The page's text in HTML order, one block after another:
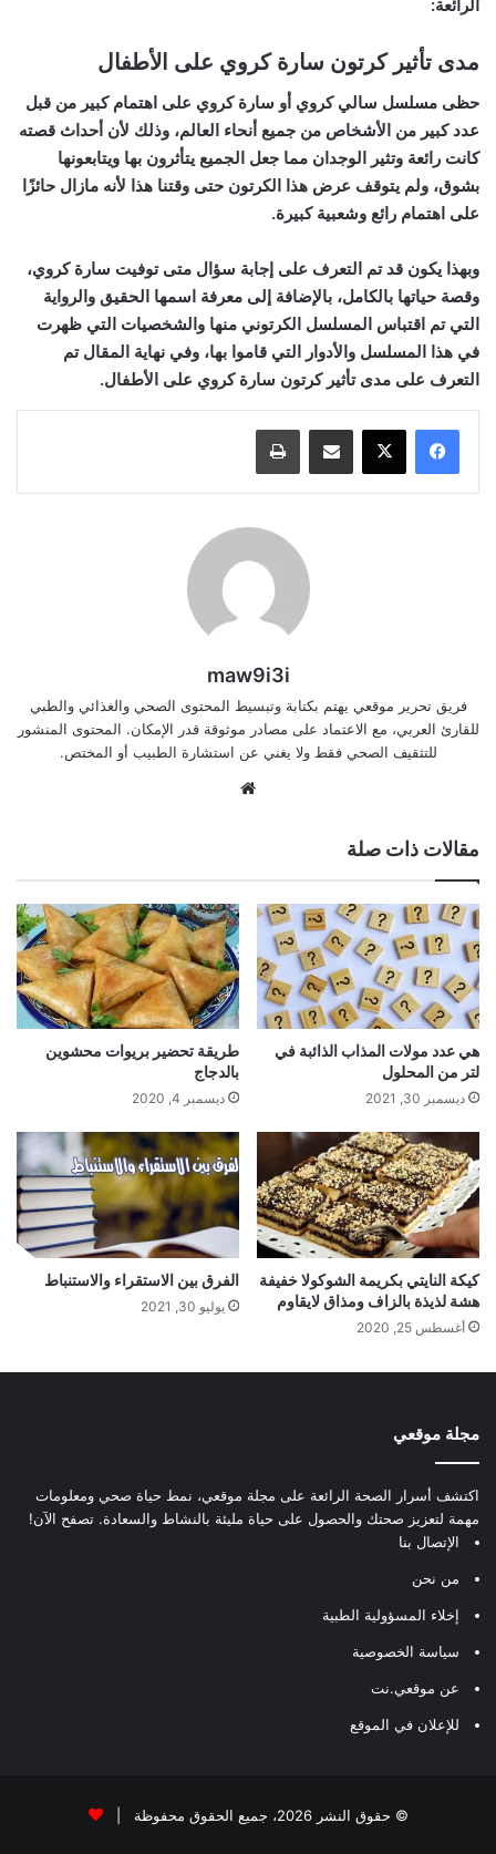
الرائعة:
مدى تأثير كرتون سارة كروي على الأطفال
حظى مسلسل سالي كروي أو سارة كروي على اهتمام كبير من قبل
عدد كبير من الأشخاص من جميع أنحاء العالم، وذلك لأن أحداث قصته
كانت رائعة وتثير الوجدان مما جعل الجميع يتأثرون بها ويتابعونها
بشوق، ولم يتوقف عرض هذا الكرتون حتى وقتنا هذا لأنه مازال حائزًا
على اهتمام رائع وشعبية كبيرة.
وبهذا يكون قد تم التعرف على إجابة سؤال متى توفيت سارة كروي،
وقصة حياتها بالكامل، بالإضافة إلى معرفة اسمها الحقيق والرواية
التي تم اقتباس المسلسل الكرتوني منها والشخصيات التي ظهرت
في هذا المسلسل والأدوار التي قاموا بها، وفي نهاية المقال تم
التعرف على مدى تأثير كرتون سارة كروي على الأطفال.
مشاركة عبر البريد طباعة
maw9i3i
فريق تحرير موقعي يهتم بكتابة وتبسيط المحتوى الصحي والغذائي والطبي
للقارئ العربي، مع الاعتماد على مصادر موثوقة قدر الإمكان. المحتوى المنشور
للتثقيف الصحي فقط ولا يغني عن استشارة الطبيب أو المختص.
مقالات ذات صلة
هي عدد مولات المذاب الذائبة في
لتر من المحلول
ديسمبر 30, 2021
طريقة تحضير بريوات محشوين
بالدجاج
ديسمبر 4, 2020
كيكة النايتي بكريمة الشوكولا خفيفة
هشة لذيذة بالزاف ومذاق لايقاوم
أغسطس 25, 2020
الفرق بين الاستقراء والاستنباط
يوليو 30, 2021
مجلة موقعي
اكتشف أسرار الصحة الرائعة على مجلة موقعي، نمط حياة صحي ومعلومات
مهمة لتعزيز صحتك والحصول على حياة مليئة بالنشاط والسعادة. تصفح الآن!
الإتصال بنا
من نحن
إخلاء المسؤولية الطبية
سياسة الخصوصية
عن موقعي.نت
للإعلان في الموقع
© حقوق النشر 2026، جميع الحقوق محفوظة |